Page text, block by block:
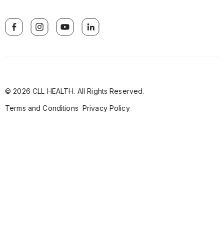
© 2026 CLL HEALTH. All Rights Reserved.
Terms and Conditions Privacy Policy